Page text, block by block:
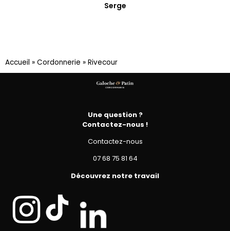
Serge
Accueil » Cordonnerie » Rivecour
Une question ?
Contactez-nous !
Contactez-nous
07 68 75 81 64
Découvrez notre travail